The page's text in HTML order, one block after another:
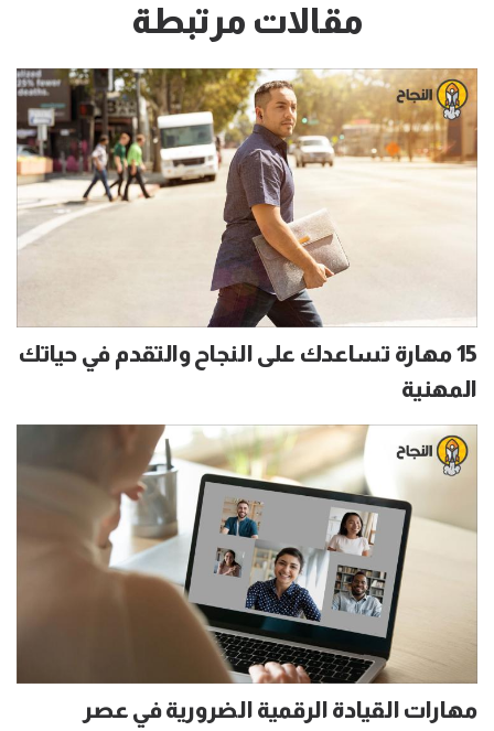
مقالات مرتبطة
15 مهارة تساعدك على النجاح والتقدم في حياتك
المهنية
مهارات القيادة الرقمية الضرورية في عصر